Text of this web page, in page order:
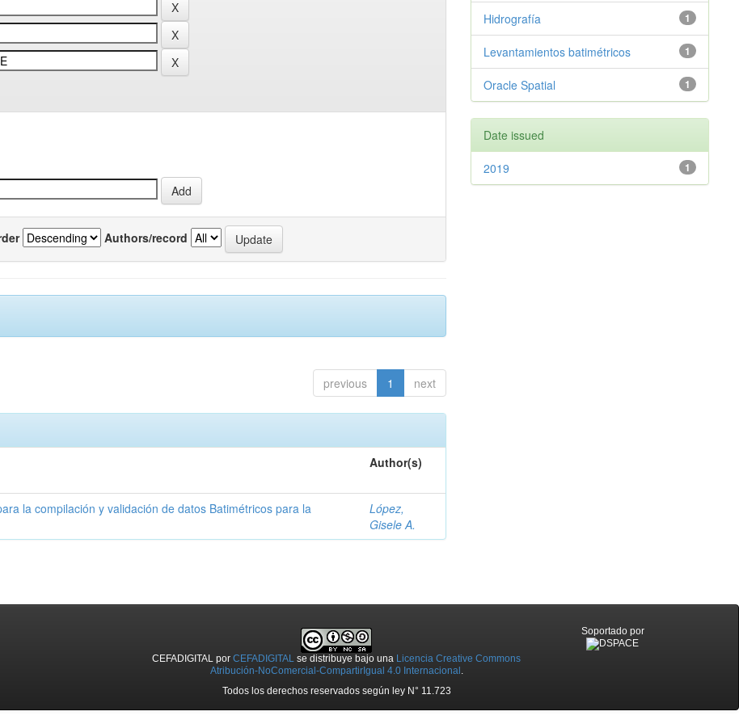
Authors/record
previous 1 next
Author(s)
la compilación y validación de datos Batimétricos para la
López,
Gisele A.
1
Hidrografía
1
Levantamientos batimétricos
1
Oracle Spatial
Date issued
1
2019
CEFADIGITAL porCEFADIGITAL se distribuye bajo una Licencia Creative Commons
Atribución-NoComercial-CompartirIgual 4.0 Internacional .
Todos los derechos reservados según ley N° 11.723
Soportado por